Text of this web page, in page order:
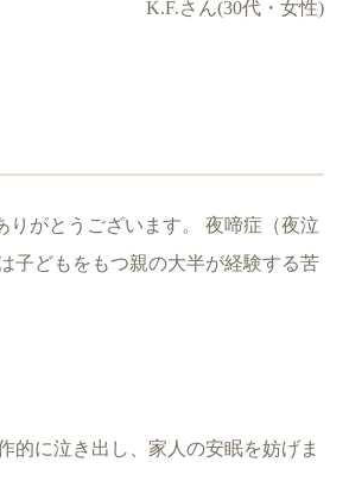
K.F.さん(30代・女性)
がとうございます。 夜啼症（夜泣
子どもをもつ親の大半が経験する苦
的に泣き出し、家人の安眠を妨げま